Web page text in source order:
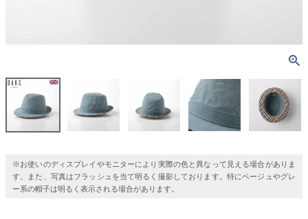
※お使いのディスプレイやモニターにより実際の色と異なって見える場合がありま
す。また、写真はフラッシュを当て明るく撮影しております。特にベージュやグレ
ー系の帽子は明るく表示される場合があります。